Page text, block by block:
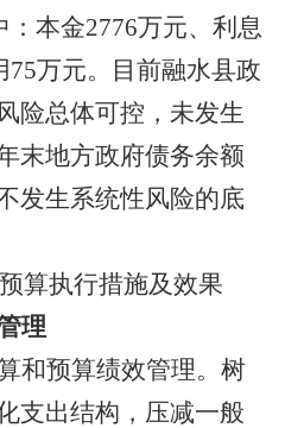
：本金2776万元、利息
75万元。 目前融水县政
险总体可控，未发生
末地方政府债务余额
发生系统性风险的底
算执行措施及效果
理
和预算绩效管理。树
支出结构，压减一般